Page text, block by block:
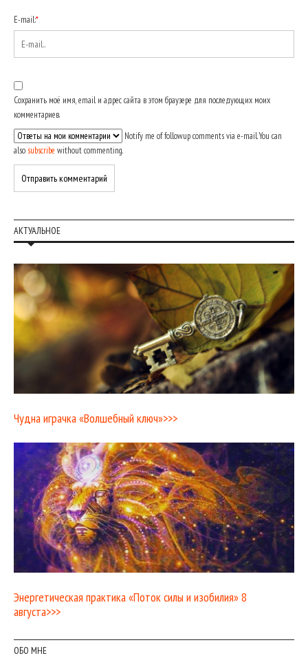
E-mail:*
Сохранить моё имя, email и адрес сайта в этом браузере для последующих моих
комментариев.
Notify me of followup comments via e-mail. You can
also subscribe without commenting.
АКТУАЛЬНОЕ
Чудна играчка «Волшебный ключ»>>>
Энергетическая практика «Поток силы и изобилия» 8
августа>>>
ОБО МНЕ